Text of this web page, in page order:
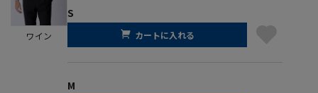
ワイン
S
カートに入れる
M